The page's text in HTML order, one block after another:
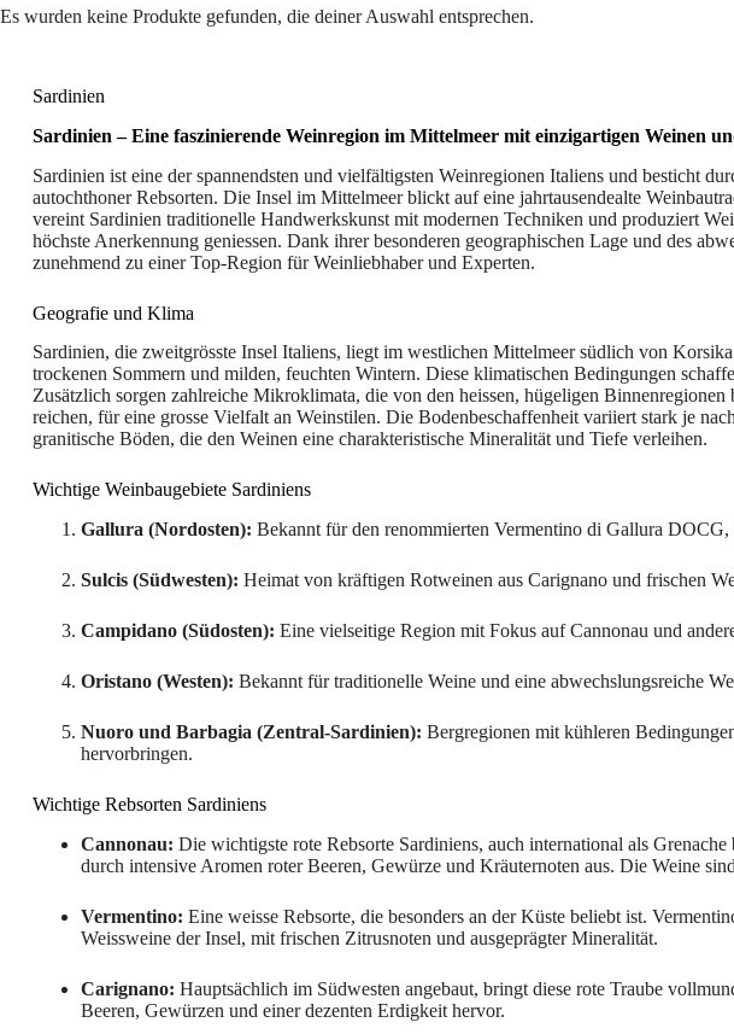
Es wurden keine Produkte gefunden, die deiner Auswahl entsprechen.
Sardinien
Sardinien – Eine faszinierende Weinregion im Mittelmeer mit einzigartigen Weinen
Sardinien ist eine der spannendsten und vielfältigsten Weinregionen Italiens und besticht
autochthoner Rebsorten. Die Insel im Mittelmeer blickt auf eine jahrtausendealte
vereint Sardinien traditionelle Handwerkskunst mit modernen Techniken und produziert
höchste Anerkennung geniessen. Dank ihrer besonderen geographischen Lage und des
zunehmend zu einer Top-Region für Weinliebhaber und Experten.
Geografie und Klima
Sardinien, die zweitgrösste Insel Italiens, liegt im westlichen Mittelmeer südlich von
trockenen Sommern und milden, feuchten Wintern. Diese klimatischen Bedingungen
Zusätzlich sorgen zahlreiche Mikroklimata, die von den heissen, hügeligen
reichen, für eine grosse Vielfalt an Weinstilen. Die Bodenbeschaffenheit variiert stark je
granitische Böden, die den Weinen eine charakteristische Mineralität und Tiefe verleihen.
Wichtige Weinbaugebiete Sardiniens
Gallura (Nordosten): Bekannt für den renommierten Vermentino di Gallura
Sulcis (Südwesten): Heimat von kräftigen Rotweinen aus Carignano und frischen
Campidano (Südosten): Eine vielseitige Region mit Fokus auf Cannonau und
Oristano (Westen): Bekannt für traditionelle Weine und eine abwechslungsreiche
Nuoro und Barbagia (Zentral-Sardinien): Bergregionen mit kühleren
hervorbringen.
Wichtige Rebsorten Sardiniens
Cannonau: Die wichtigste rote Rebsorte Sardiniens, auch international als
durch intensive Aromen roter Beeren, Gewürze und Kräuternoten aus. Die Weine
Vermentino: Eine weisse Rebsorte, die besonders an der Küste beliebt ist.
Weissweine der Insel, mit frischen Zitrusnoten und ausgeprägter Mineralität.
Carignano: Hauptsächlich im Südwesten angebaut, bringt diese rote Traube
Beeren, Gewürzen und einer dezenten Erdigkeit hervor.